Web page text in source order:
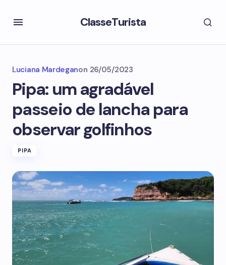
ClasseTurista
Luciana Mardeganon 26/05/2023
Pipa: um agradável
passeio de lancha para
observar golfinhos
PIPA